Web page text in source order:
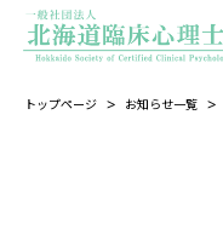
トップページ > お知らせ一覧 >